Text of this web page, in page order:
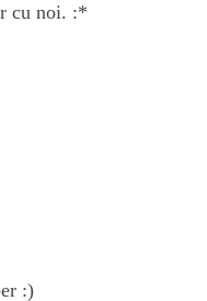
cu noi. :*
:)